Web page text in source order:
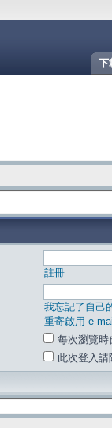
下
註冊
我忘記了自己
重寄啟用 e-mail
每次瀏覽時
此次登入